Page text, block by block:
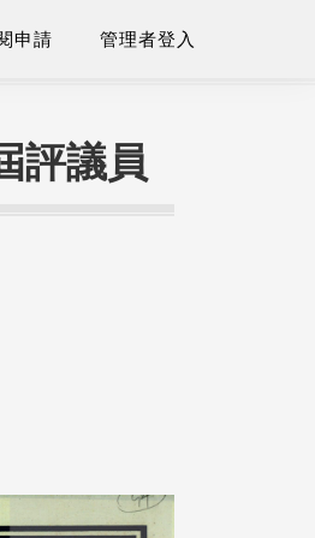
申請 管理者登入
評議員